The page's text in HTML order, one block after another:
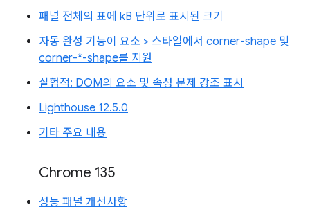
패널 전체의 표에 kB 단위로 표시된 크기
자동 완성 기능이 요소 > 스타일에서 corner-shape 및
corner-*-shape를 지원
실험적: DOM의 요소 및 속성 문제 강조 표시
Lighthouse 12.5.0
기타 주요 내용
Chrome 135
성능 패널 개선사항